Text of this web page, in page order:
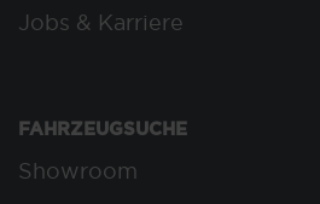
Jobs & Karriere
FAHRZEUGSUCHE
Showroom